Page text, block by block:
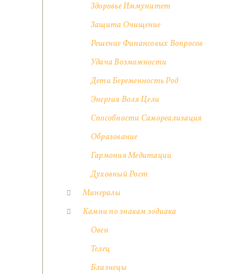
Здоровье Иммунитет
Защита Очищение
Решение Финансовых Вопросов
Удача Возможности
Дети Беременность Род
Энергия Воля Цели
Способности Самореализация
Образование
Гармония Медитации
Духовный Рост
Минералы
Камни по знакам зодиака
Овен
Телец
Близнецы